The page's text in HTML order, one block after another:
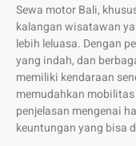
Sewa motor Bali,
kalangan wisatawan
lebih leluasa. Dengan
yang indah, dan
memiliki kendaraan
memudahkan
penjelasan mengenai
keuntungan yang bisa